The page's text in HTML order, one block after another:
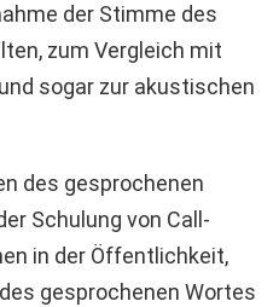
der Stimme des
zum Vergleich mit
sogar zur akustischen
des gesprochenen
Schulung von Call-
in der Öffentlichkeit,
gesprochenen Wortes